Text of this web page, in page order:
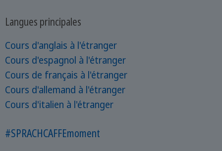
Langues principales
Cours d'anglais à l'étranger
Cours d'espagnol à l'étranger
Cours de français à l'étranger
Cours d'allemand à l'étranger
Cours d'italien à l'étranger
#SPRACHCAFFEmoment